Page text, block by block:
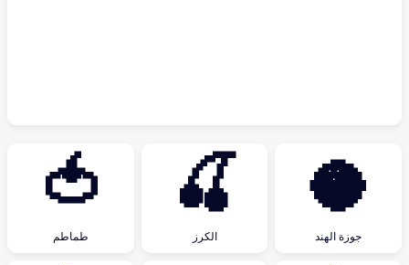
🥥
جوزة الهند
🍒
الكرز
🍅
طماطم